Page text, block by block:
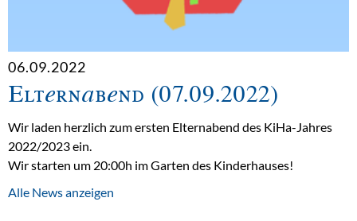
06.09.2022
Elternabend (07.09.2022)
Wir laden herzlich zum ersten Elternabend des KiHa-Jahres
2022/2023 ein.
Wir starten um 20:00h im Garten des Kinderhauses!
Alle News anzeigen